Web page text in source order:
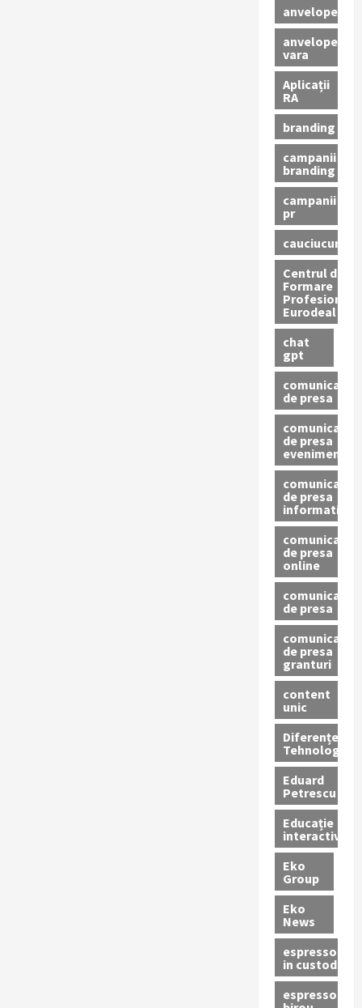
anvelope
anvelope
vara
Aplicații
RA
branding
campanii
branding
campanii
pr
cauciucuri
Centrul de
Formare
Profesionala
Eurodeal
chat
gpt
comunicat
de presa
comunicat
de presa
eveniment
comunicat
de presa
informativ
comunicat
de presa
online
comunicate
de presa
comunicate
de presa
granturi
content
unic
Diferențe
Tehnologice
Eduard
Petrescu
Educație
interactivă
Eko
Group
Eko
News
espressoare
in custodie
espressor